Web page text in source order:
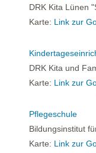
DRK Kita Lünen
Karte: Link zur
DRK Kita und
Karte: Link zur
Pflegeschule
Bildungsinstitut
Karte: Link zur